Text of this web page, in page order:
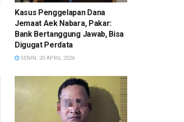
Kasus Penggelapan Dana
Jemaat Aek Nabara, Pakar:
Bank Bertanggung Jawab, Bisa
Digugat Perdata
SENIN, 20 APRIL 2026